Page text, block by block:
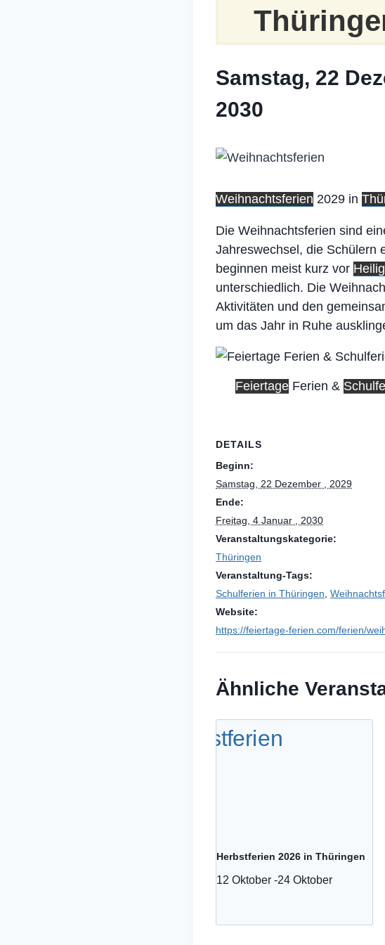
Samstag, 22
2030
Weihnachtsferien 2029 in
Die Weihnachtsferien sind
Jahreswechsel, die Schülern
beginnen meist kurz vor
unterschiedlich. Die
Aktivitäten und den
um das Jahr in Ruhe
Feiertage Ferien &
DETAILS
Beginn:
Samstag, 22 Dezember , 2029
Ende:
Freitag, 4 Januar , 2030
Veranstaltungskategorie:
Thüringen
Veranstaltung-Tags:
Schulferien in Thüringen,
Website:
https://feiertage-ferien.com/ferien/
Ähnliche
Herbstferien 2026 in Thüringen
12 Oktober -24 Oktober